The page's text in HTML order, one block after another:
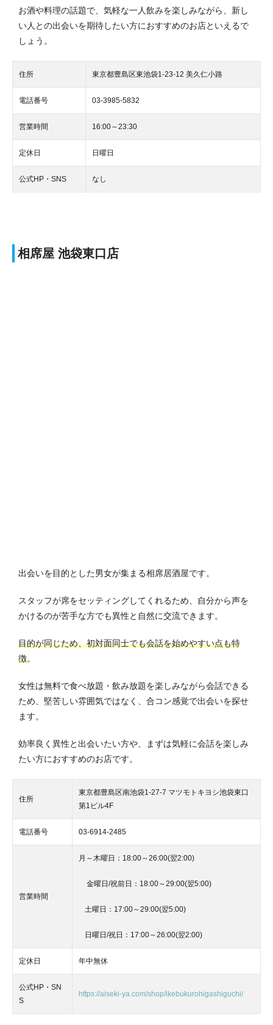
お酒や料理の話題で、気軽な一人飲みを楽しみながら、新し
い人との出会いを期待したい方におすすめのお店といえるで
しょう。
住所 東京都豊島区東池袋1-23-12 美久仁小路
電話番号 03-3985-5832
営業時間 16:00～23:30
定休日 日曜日
公式HP・SNS なし
相席屋 池袋東口店
出会いを目的とした男女が集まる相席居酒屋です。
スタッフが席をセッティングしてくれるため、自分から声を
かけるのが苦手な方でも異性と自然に交流できます。
目的が同じため、初対面同士でも会話を始めやすい点も特
徴。
女性は無料で食べ放題・飲み放題を楽しみながら会話できる
ため、堅苦しい雰囲気ではなく、合コン感覚で出会いを探せ
ます。
効率良く異性と出会いたい方や、まずは気軽に会話を楽しみ
たい方におすすめのお店です。
住所
東京都豊島区南池袋1-27-7 マツモトキヨシ池袋東口
第1ビル4F
電話番号 03-6914-2485
営業時間
月～木曜日：18:00～26:00(翌2:00)
金曜日/祝前日：18:00～29:00(翌5:00)
土曜日：17:00～29:00(翌5:00)
日曜日/祝日：17:00～26:00(翌2:00)
定休日 年中無休
公式HP・SN
S
https://aiseki-ya.com/shop/ikebukurohigashiguchi/